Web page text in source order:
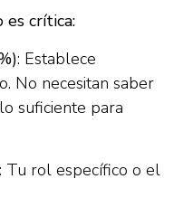
crítica:
: Establece
No necesitan saber
suficiente para
: Tu rol específico o el